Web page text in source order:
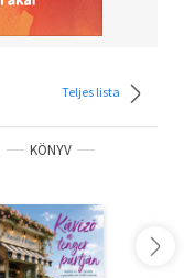
Teljes lista
KÖNYV